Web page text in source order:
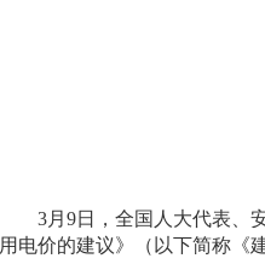
3月9日，全国人大代表、
用电价的建议》（以下简称《